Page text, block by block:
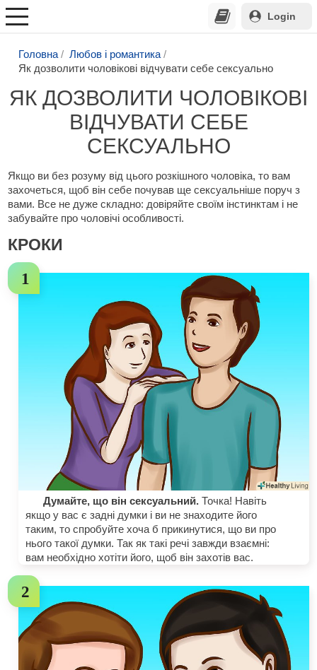
Login
Головна
Любов і романтика
Як дозволити чоловікові відчувати себе сексуально
ЯК ДОЗВОЛИТИ ЧОЛОВІКОВІ
ВІДЧУВАТИ СЕБЕ
СЕКСУАЛЬНО
Якщо ви без розуму від цього розкішного чоловіка, то вам
захочеться, щоб він себе почував ще сексуальніше поруч з
вами. Все не дуже складно: довіряйте своїм інстинктам і не
забувайте про чоловічі особливості.
КРОКИ
Думайте, що він сексуальний. Точка! Навіть
якщо у вас є задні думки і ви не знаходите його
таким, то спробуйте хоча б прикинутися, що ви про
нього такої думки. Так як такі речі завжди взаємні:
вам необхідно хотіти його, щоб він захотів вас.